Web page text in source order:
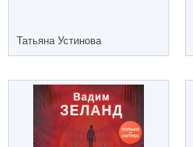
Татьяна Устинова